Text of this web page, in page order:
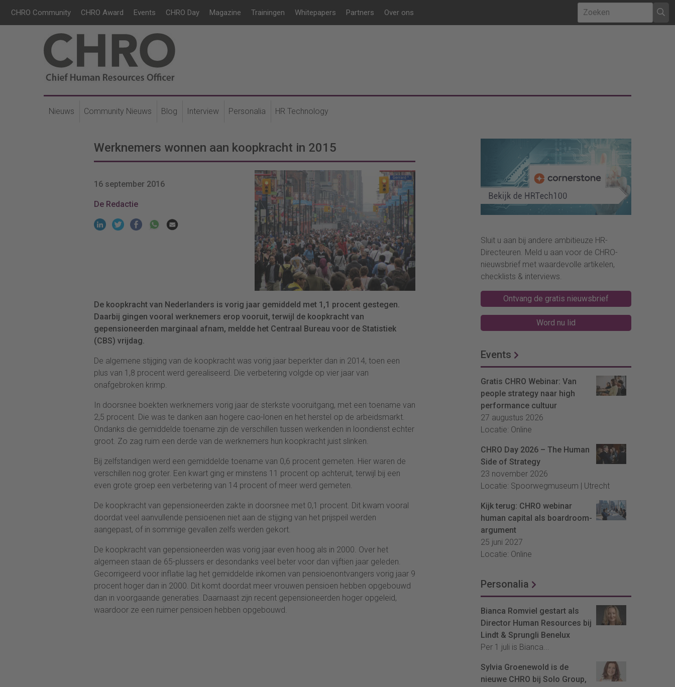
CHRO Community CHRO Award Events CHRO Day Magazine Trainingen Whitepapers Partners Over ons
Nieuws Community Nieuws Blog Interview Personalia HR Technology
Werknemers wonnen aan koopkracht in 2015
16 september 2016
De Redactie
De koopkracht van Nederlanders is vorig jaar gemiddeld met 1,1 procent gestegen.
Daarbij gingen vooral werknemers erop vooruit, terwijl de koopkracht van
gepensioneerden marginaal afnam, meldde het Centraal Bureau voor de Statistiek
(CBS) vrijdag.
De algemene stijging van de koopkracht was vorig jaar beperkter dan in 2014, toen een
plus van 1,8 procent werd gerealiseerd. Die verbetering volgde op vier jaar van
onafgebroken krimp.
In doorsnee boekten werknemers vorig jaar de sterkste vooruitgang, met een toename van
2,5 procent. Die was te danken aan hogere cao-lonen en het herstel op de arbeidsmarkt.
Ondanks die gemiddelde toename zijn de verschillen tussen werkenden in loondienst echter
groot. Zo zag ruim een derde van de werknemers hun koopkracht juist slinken.
Bij zelfstandigen werd een gemiddelde toename van 0,6 procent gemeten. Hier waren de
verschillen nog groter. Een kwart ging er minstens 11 procent op achteruit, terwijl bij een
even grote groep een verbetering van 14 procent of meer werd gemeten.
De koopkracht van gepensioneerden zakte in doorsnee met 0,1 procent. Dit kwam vooral
doordat veel aanvullende pensioenen niet aan de stijging van het prijspeil werden
aangepast, of in sommige gevallen zelfs werden gekort.
De koopkracht van gepensioneerden was vorig jaar even hoog als in 2000. Over het
algemeen staan de 65-plussers er desondanks veel beter voor dan vijftien jaar geleden.
Gecorrigeerd voor inflatie lag het gemiddelde inkomen van pensioenontvangers vorig jaar 9
procent hoger dan in 2000. Dit komt doordat meer vrouwen pensioen hebben opgebouwd
dan in voorgaande generaties. Daarnaast zijn recent gepensioneerden hoger opgeleid,
waardoor ze een ruimer pensioen hebben opgebouwd.
Sluit u aan bij andere ambitieuze HR-
Directeuren. Meld u aan voor de CHRO-
nieuwsbrief met waardevolle artikelen,
checklists & interviews.
Ontvang de gratis nieuwsbrief
Word nu lid
Events
Gratis CHRO Webinar: Van
people strategy naar high
performance cultuur
27 augustus 2026
Locatie: Online
CHRO Day 2026 – The Human
Side of Strategy
23 november 2026
Locatie: Spoorwegmuseum | Utrecht
Kijk terug: CHRO webinar
human capital als boardroom-
argument
25 juni 2027
Locatie: Online
Personalia
Bianca Romviel gestart als
Director Human Resources bij
Lindt & Sprungli Benelux
Per 1 juli is Bianca...
Sylvia Groenewold is de
nieuwe CHRO bij Solo Group,